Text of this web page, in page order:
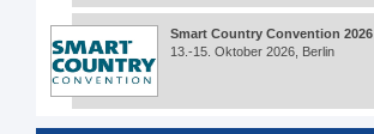
Smart Country Convention 2026
13.-15. Oktober 2026, Berlin